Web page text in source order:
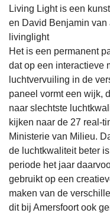
Living Light is een
en David Benjamin
livinglight
Het is een permanent
dat op een interactieve
luchtvervuiling in de
paneel vormt een wijk,
naar slechtste
kijken naar de 27 real-
Ministerie van Milieu.
de luchtkwaliteit beter
periode het jaar
gebruikt op een
maken van de
dit bij Amersfoort ook